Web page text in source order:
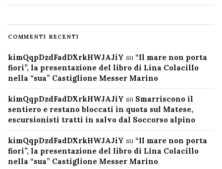
COMMENTI RECENTI
kimQqpDzdFadDXrkHWJAJiY su “Il mare non porta
fiori”, la presentazione del libro di Lina Colacillo
nella “sua” Castiglione Messer Marino
kimQqpDzdFadDXrkHWJAJiY su Smarriscono il
sentiero e restano bloccati in quota sul Matese,
escursionisti tratti in salvo dal Soccorso alpino
kimQqpDzdFadDXrkHWJAJiY su “Il mare non porta
fiori”, la presentazione del libro di Lina Colacillo
nella “sua” Castiglione Messer Marino